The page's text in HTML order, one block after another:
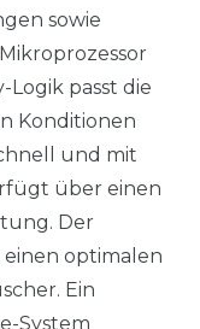
sowie
passt die
Konditionen
und mit
über einen
Der
optimalen
Ein
System